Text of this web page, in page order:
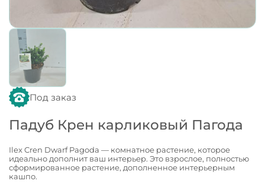
Под заказ
Падуб Крен карликовый Пагода
Ilex Cren Dwarf Pagoda — комнатное растение, которое
идеально дополнит ваш интерьер. Это взрослое, полностью
сформированное растение, дополненное интерьерным
кашпо.